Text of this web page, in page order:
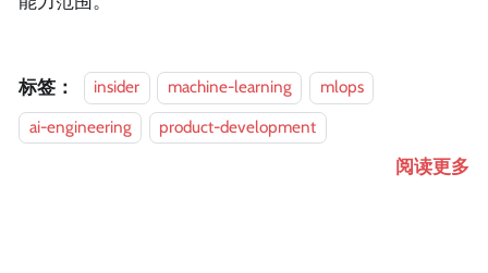
标签： insider machine-learning
mlops
ai-engineering
product-development
阅读更多